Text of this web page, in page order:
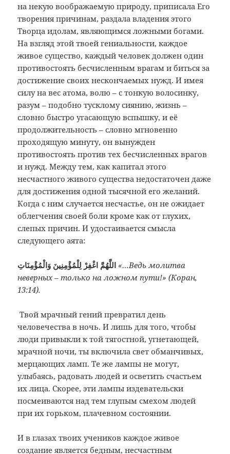
на некую воображаемую природу, приписала Его
творения причинам, раздала владения этого
Творца идолам, являющимся ложными богами.
На взгляд этой твоей гениальности, каждое
живое существо, каждый человек должен один
противостоять бесчисленным врагам и биться за
достижение своих нескончаемых нужд. И имея
силу на вес атома, волю – с тонкую волосинку,
разум – подобно тусклому сиянию, жизнь –
словно быстро угасающую вспышку, и её
продолжительность – словно мгновенно
проходящую минуту, он вынужден
противостоять против тех бесчисленных врагов
и нужд. Между тем, как капитал этого
несчастного живого существа недостаточен даже
для достижения одной тысячной его желаний.
Когда с ним случается несчастье, он не ожидает
облегчения своей боли кроме как от глухих,
слепых причин. И удостаивается смысла
следующего аята:
«…Ведь молитва
неверных – только на ложном пути!» (Коран,
13:14).
Твой мрачный гений превратил день
человечества в ночь. И лишь для того, чтобы
люди привыкли к той тягостной, угнетающей,
мрачной ночи, ты включила свет обманчивых,
мерцающих ламп. Те же лампы не могут,
улыбаясь, радовать людей и осветить счастьем
их лица. Скорее, эти лампы издевательски
посмеиваются над тем глупым смехом людей
при их горьком, плачевном состоянии.
И в глазах твоих учеников каждое живое
создание является бедным, несчастным